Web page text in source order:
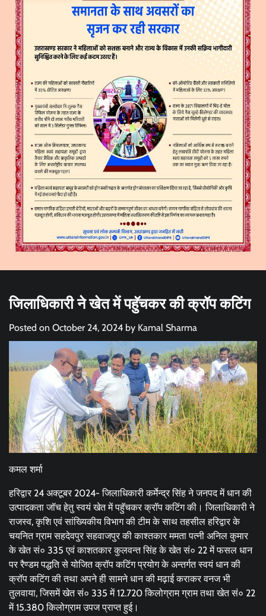
जिलाधिकारी ने खेत में पहुॅचकर की क्रॉप कटिंग
Posted on October 24, 2024 by Kamal Sharma
कमल शर्मा
हरिद्वार 24 अक्टूबर 2024- जिलाधिकारी कर्मेन्द्र सिंह ने जनपद में धान की
उत्पादकता जॉच हेतु स्वयं खेत में पहुॅचकर क्रॉप कटिंग की। जिलाधिकारी ने
राजस्व, कृशि एवं सांख्यिकीय विभाग की टीम के साथ तहसील हरिद्वार के
चयनित ग्राम सहदेवपुर सहवाजपुर की काश्तकार ममता पत्नी अनिल कुमार
के खेत सं० 335 एवं काशतकार कुलवन्त सिंह के खेत सं० 22 में फसल धान
पर रैण्डम पद्धति से योजित क्रॉप कटिंग प्रयोग के अन्तर्गत स्वयं धान की
क्रॉप कटिंग की तथा अपने ही सामने धान की मढ़ाई कराकर वनज भी
तुलवाया, जिसमें खेत सं० 335 में 12.720 किलोग्राम ग्राम तथा खेत सं० 22
में 15.380 किलोग्राम उपज प्राप्त हुई।